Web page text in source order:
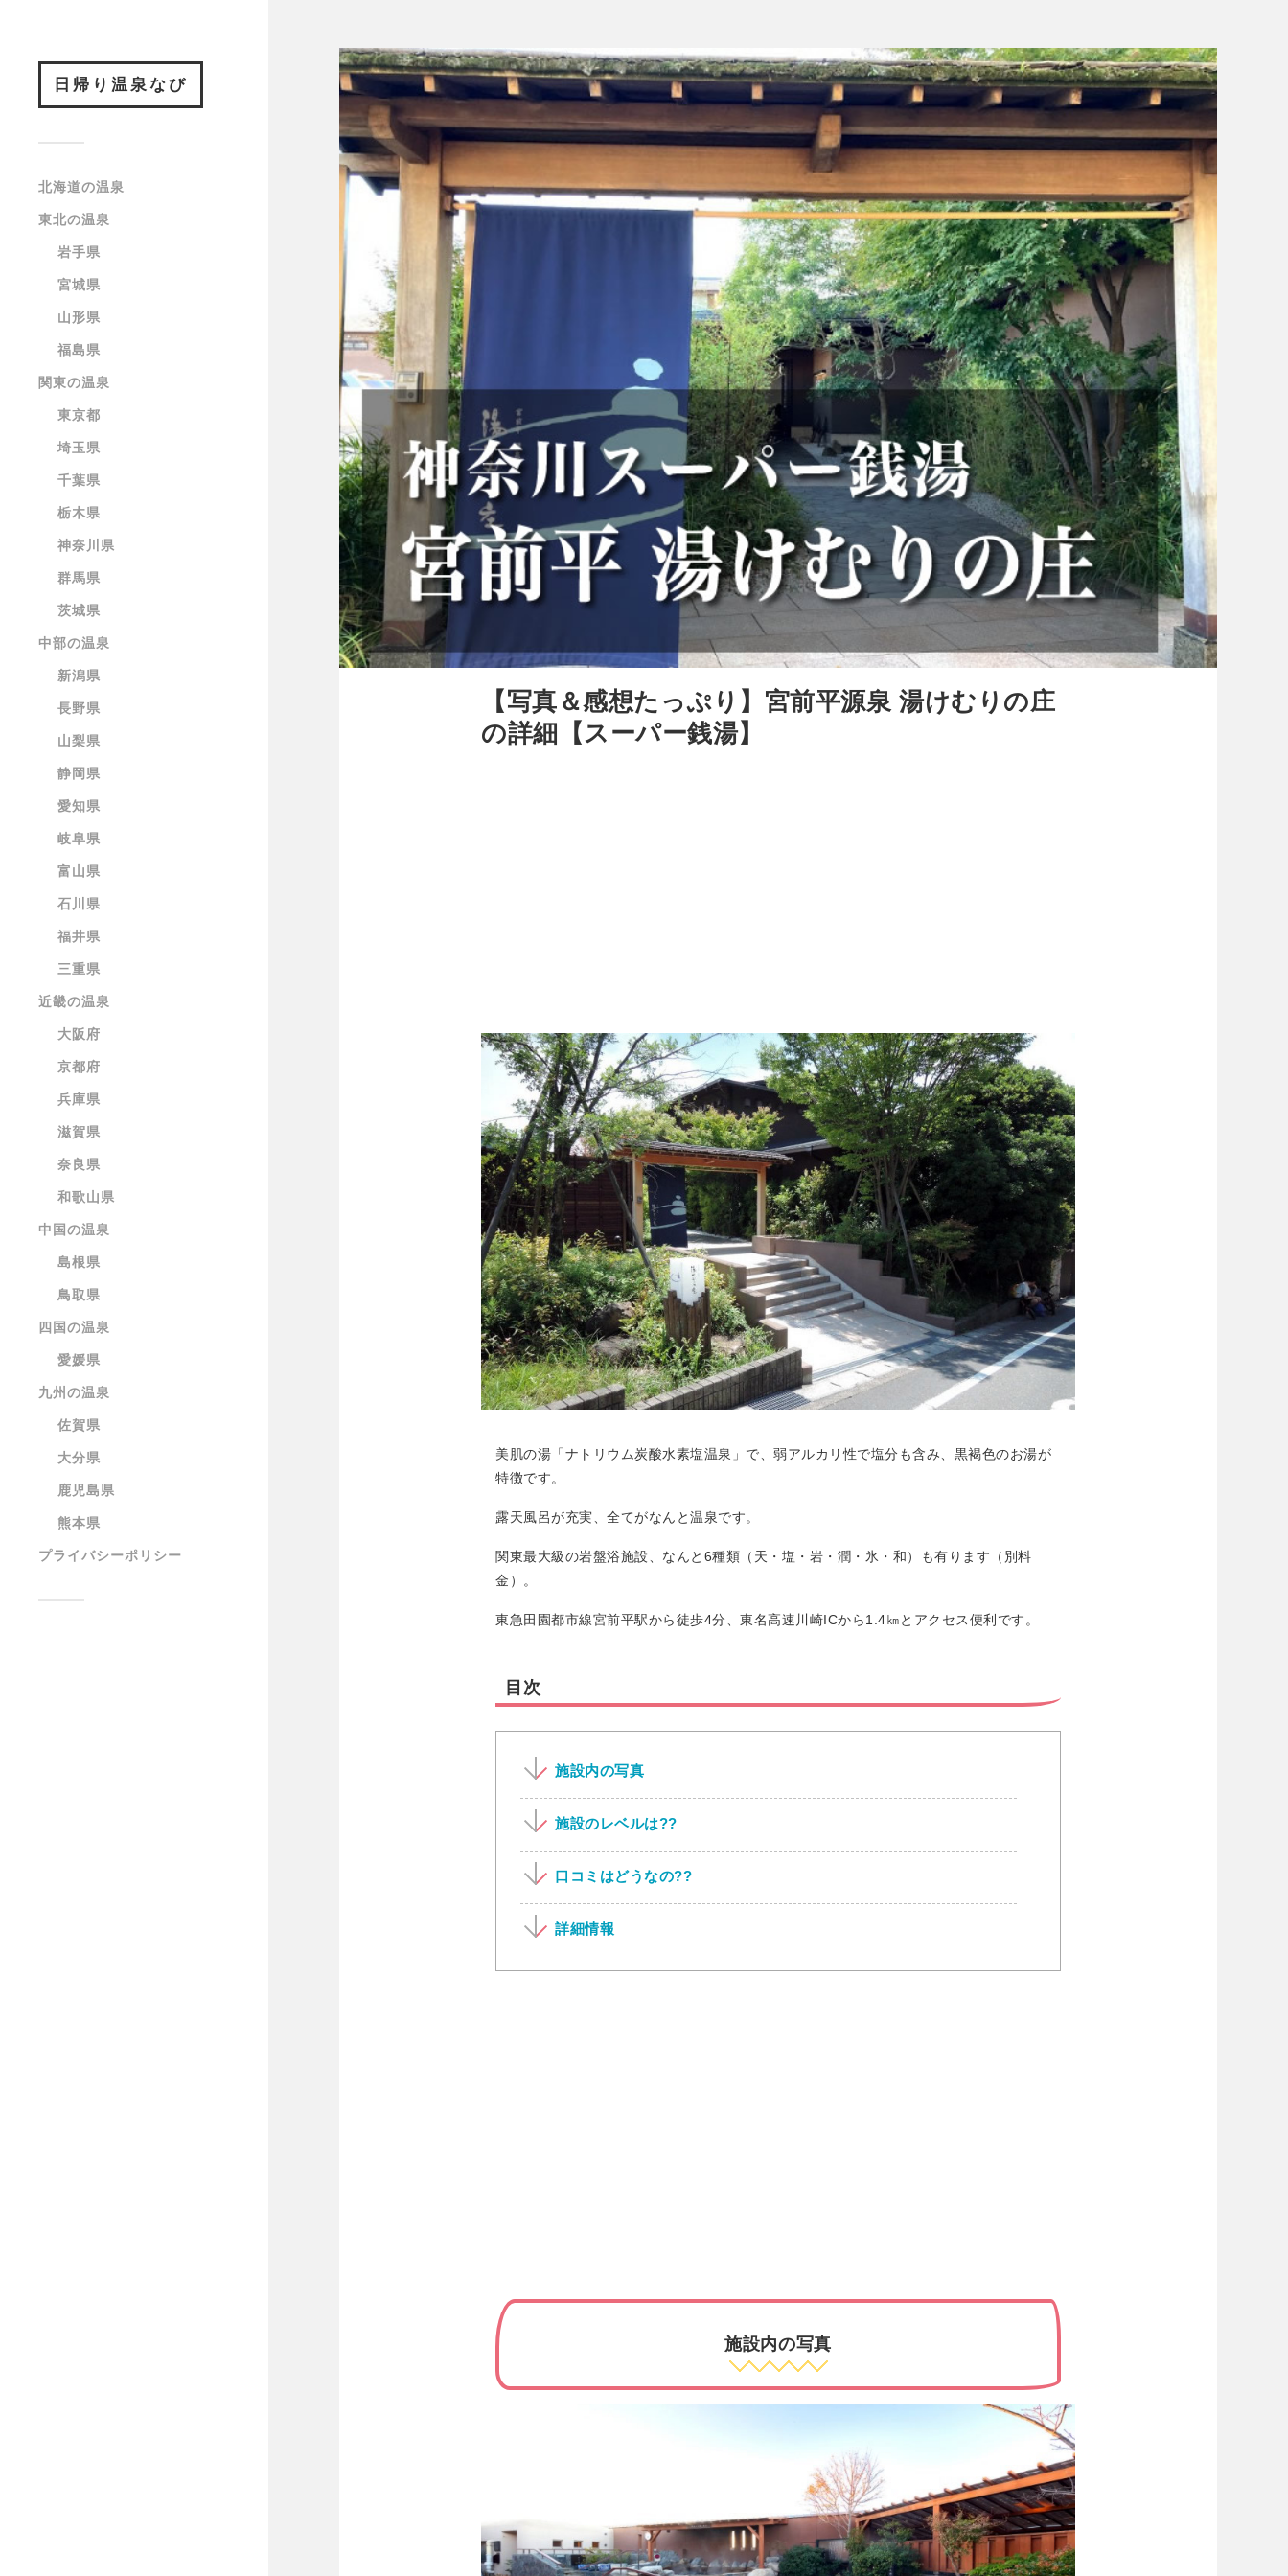
日帰り温泉なび
北海道の温泉
東北の温泉
岩手県
宮城県
山形県
福島県
関東の温泉
東京都
埼玉県
千葉県
栃木県
神奈川県
群馬県
茨城県
中部の温泉
新潟県
長野県
山梨県
静岡県
愛知県
岐阜県
富山県
石川県
福井県
三重県
近畿の温泉
大阪府
京都府
兵庫県
滋賀県
奈良県
和歌山県
中国の温泉
島根県
鳥取県
四国の温泉
愛媛県
九州の温泉
佐賀県
大分県
鹿児島県
熊本県
プライバシーポリシー
【写真＆感想たっぷり】宮前平源泉 湯けむりの庄
の詳細【スーパー銭湯】
美肌の湯「ナトリウム炭酸水素塩温泉」で、弱アルカリ性で塩分も含み、黒褐色のお湯が
特徴です。
露天風呂が充実、全てがなんと温泉です。
関東最大級の岩盤浴施設、なんと6種類（天・塩・岩・潤・氷・和）も有ります（別料
金）。
東急田園都市線宮前平駅から徒歩4分、東名高速川崎ICから1.4㎞とアクセス便利です。
目次
施設内の写真
施設のレベルは??
口コミはどうなの??
詳細情報
施設内の写真